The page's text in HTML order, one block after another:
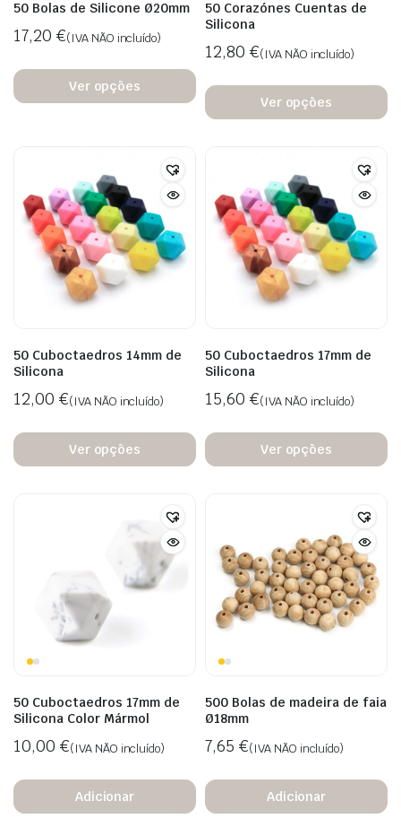
50 Bolas de Silicone Ø20mm
17,20 €(IVA NÃO incluído)
Ver opções
50 Corazónes Cuentas de
Silicona
12,80 €(IVA NÃO incluído)
Ver opções
50 Cuboctaedros 14mm de
Silicona
12,00 €(IVA NÃO incluído)
Ver opções
50 Cuboctaedros 17mm de
Silicona
15,60 €(IVA NÃO incluído)
Ver opções
50 Cuboctaedros 17mm de
Silicona Color Mármol
10,00 €(IVA NÃO incluído)
Adicionar
500 Bolas de madeira de faia
Ø18mm
7,65 €(IVA NÃO incluído)
Adicionar